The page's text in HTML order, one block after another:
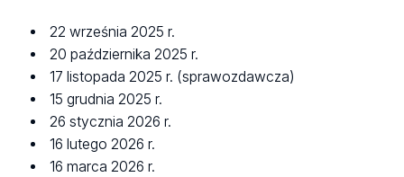
22 września 2025 r.
20 października 2025 r.
17 listopada 2025 r. (sprawozdawcza)
15 grudnia 2025 r.
26 stycznia 2026 r.
16 lutego 2026 r.
16 marca 2026 r.